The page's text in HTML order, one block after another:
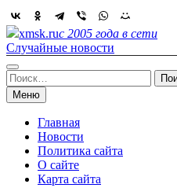
Skip
to
content
xmsk.ruс 2005 года в сети
Случайные новости
Найти:
Меню
Главная
Новости
Политика сайта
О сайте
Карта сайта